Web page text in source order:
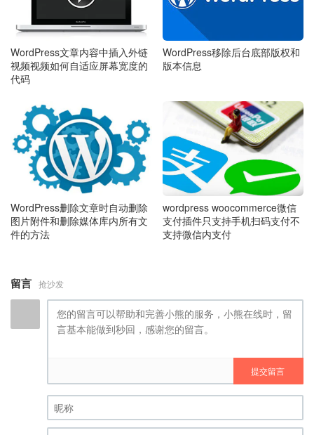
WordPress文章内容中插入外链
视频视频如何自适应屏幕宽度的
代码
WordPress移除后台底部版权和
版本信息
WordPress删除文章时自动删除
图片附件和删除媒体库内所有文
件的方法
wordpress woocommerce微信
支付插件只支持手机扫码支付不
支持微信内支付
留言 抢沙发
提交留言
昵称 (必填)